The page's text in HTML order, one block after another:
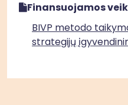
Finansuojamos
BIVP metodo
strategijų